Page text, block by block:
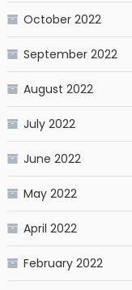
October 2022
September 2022
August 2022
July 2022
June 2022
May 2022
April 2022
February 2022